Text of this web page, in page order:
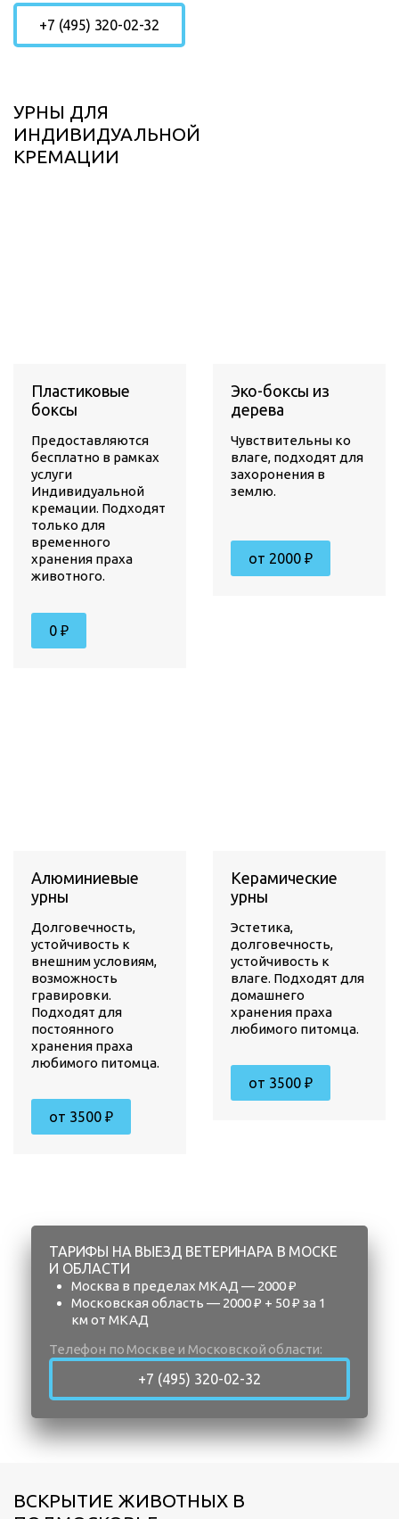
+7 (495) 320-02-32
УРНЫ ДЛЯ
ИНДИВИДУАЛЬНОЙ
КРЕМАЦИИ
Пластиковые
боксы
Предоставляются
бесплатно в рамках
услуги
Индивидуальной
кремации. Подходят
только для
временного
хранения праха
животного.
0 ₽
Эко-боксы из
дерева
Чувствительны ко
влаге, подходят для
захоронения в
землю.
от 2000 ₽
Алюминиевые
урны
Долговечность,
устойчивость к
внешним условиям,
возможность
гравировки.
Подходят для
постоянного
хранения праха
любимого питомца.
от 3500 ₽
Керамические
урны
Эстетика,
долговечность,
устойчивость к
влаге. Подходят для
домашнего
хранения праха
любимого питомца.
от 3500 ₽
ТАРИФЫ НА ВЫЕЗД ВЕТЕРИНАРА В МОСКЕ
И ОБЛАСТИ
Москва в пределах МКАД — 2000 ₽
Московская область — 2000 ₽ + 50 ₽ за 1
км от МКАД
Телефон по Москве и Московской области:
+7 (495) 320-02-32
ВСКРЫТИЕ ЖИВОТНЫХ В